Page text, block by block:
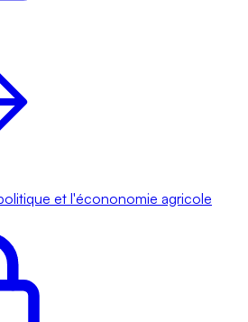
et l'écononomie agricole